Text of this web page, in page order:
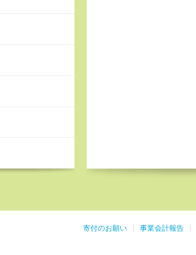
寄付のお願い 事業会計報告